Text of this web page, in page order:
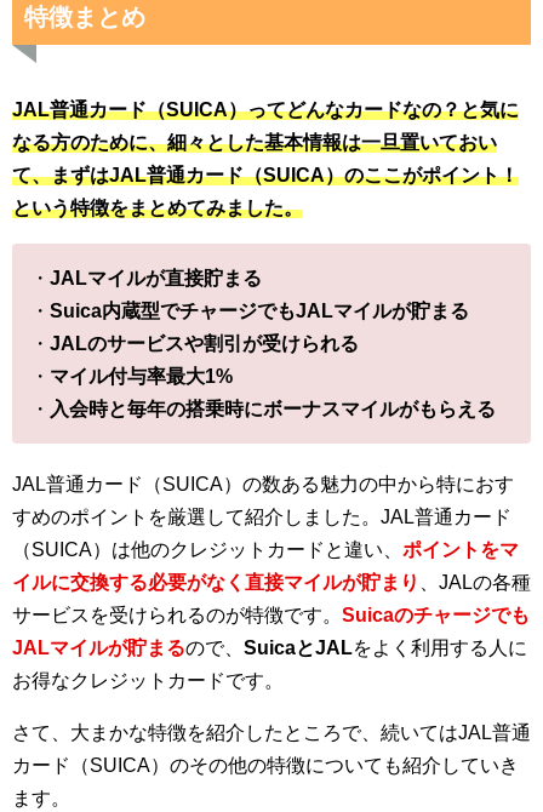
特徴まとめ
JAL普通カード（SUICA）ってどんなカードなの？と気に
なる方のために、細々とした基本情報は一旦置いておい
て、まずはJAL普通カード（SUICA）のここがポイント！
という特徴をまとめてみました。
・ JALマイルが直接貯まる
・ Suica内蔵型でチャージでもJALマイルが貯まる
・ JALのサービスや割引が受けられる
・ マイル付与率最大1%
・ 入会時と毎年の搭乗時にボーナスマイルがもらえる
JAL普通カード（SUICA）の数ある魅力の中から特におす
すめのポイントを厳選して紹介しました。JAL普通カード
（SUICA）は他のクレジットカードと違い、 ポイントをマ
イルに交換する必要がなく直接マイルが貯まり
、JALの各種
サービスを受けられるのが特徴です。 Suicaのチャージでも
JALマイルが貯まるので、 SuicaとJALをよく利用する人に
お得なクレジットカードです。
さて、大まかな特徴を紹介したところで、続いてはJAL普通
カード（SUICA）のその他の特徴についても紹介していき
ます。